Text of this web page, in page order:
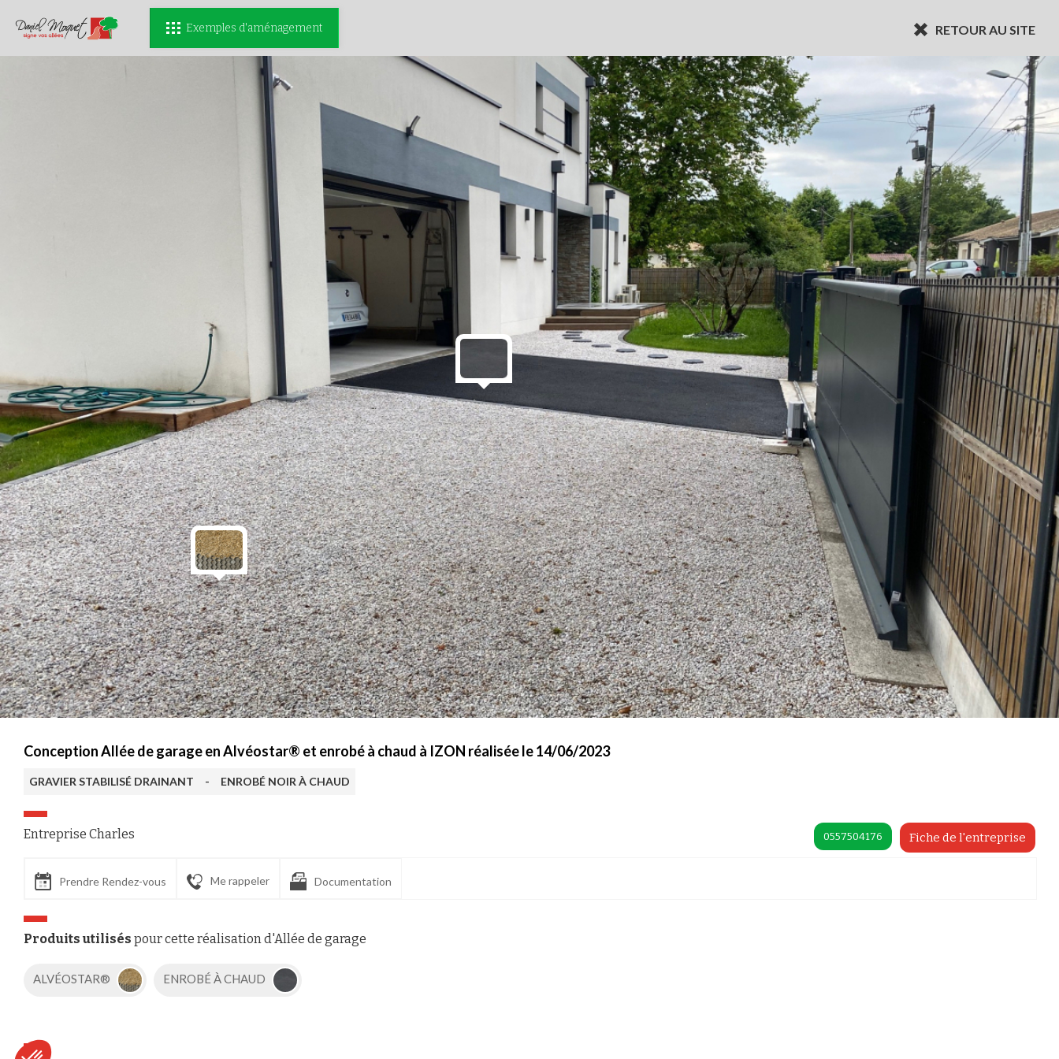
RETOUR AU SITE
Exemples d'aménagement
Conception Allée de garage en Alvéostar® et enrobé à chaud à IZON réalisée le 14/06/2023
GRAVIER STABILISÉ DRAINANT - ENROBÉ NOIR À CHAUD
Entreprise Charles Fiche de l'entreprise
0557504176
Prendre Rendez-vous Me rappeler Documentation
Produits utilisés pour cette réalisation d'Allée de garage
ALVÉOSTAR® ENROBÉ À CHAUD
Notre plateforme vous permet d'adapter et de gérer vos paramètres de confidentialité, en garantissant la conformité avec les réglementations. Personnalisez vos préférences pour contrôler la manière dont vos informations sont manipulées.